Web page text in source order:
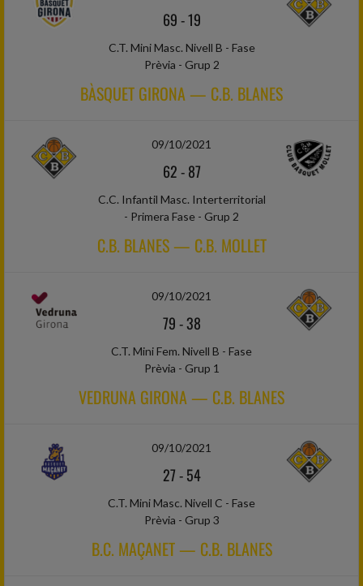
69-19
C.T. Mini Masc. Nivell B - Fase
Prèvia - Grup 2
BÀSQUET GIRONA — C.B. BLANES
09/10/2021
62-87
C.C. Infantil Masc. Interterritorial
- Primera Fase - Grup 2
C.B. BLANES — C.B. MOLLET
09/10/2021
79-38
C.T. Mini Fem. Nivell B - Fase
Prèvia - Grup 1
VEDRUNA GIRONA — C.B. BLANES
09/10/2021
27-54
C.T. Mini Masc. Nivell C - Fase
Prèvia - Grup 3
B.C. MAÇANET — C.B. BLANES